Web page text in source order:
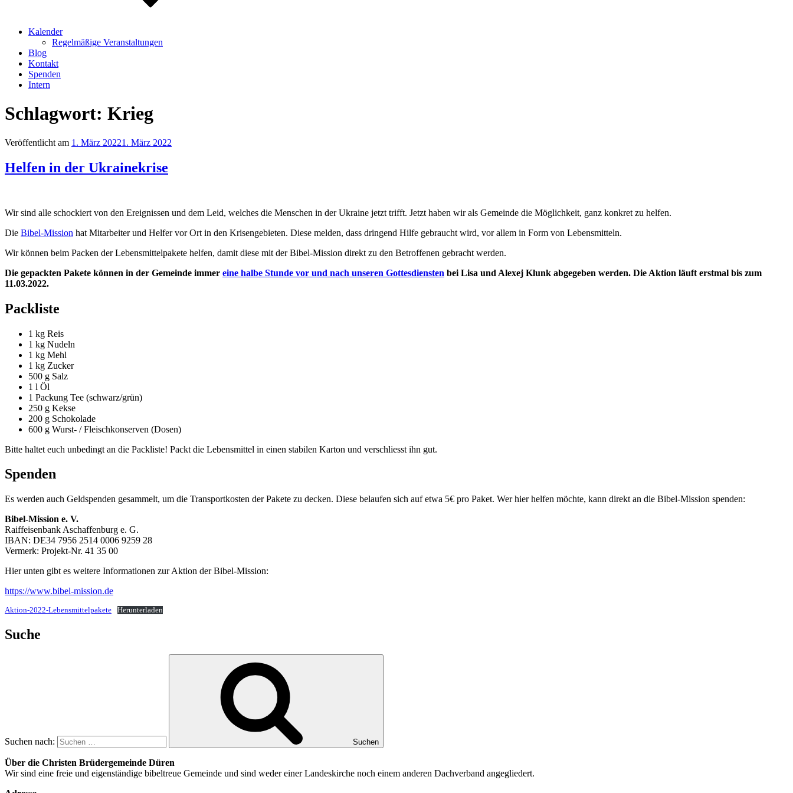
Kalender
Regelmäßige Veranstaltungen
Blog
Kontakt
Spenden
Intern
Schlagwort: Krieg
Veröffentlicht am 1. März 20221. März 2022
Helfen in der Ukrainekrise
Wir sind alle schockiert von den Ereignissen und dem Leid, welches die Menschen in der Ukraine jetzt trifft. Jetzt haben wir als Gemeinde die Möglichkeit, ganz konkret zu helfen.
Die Bibel-Mission hat Mitarbeiter und Helfer vor Ort in den Krisengebieten. Diese melden, dass dringend Hilfe gebraucht wird, vor allem in Form von Lebensmitteln.
Wir können beim Packen der Lebensmittelpakete helfen, damit diese mit der Bibel-Mission direkt zu den Betroffenen gebracht werden.
Die gepackten Pakete können in der Gemeinde immer eine halbe Stunde vor und nach unseren Gottesdiensten bei Lisa und Alexej Klunk abgegeben werden. Die Aktion läuft erstmal bis zum
11.03.2022.
Packliste
1 kg Reis
1 kg Nudeln
1 kg Mehl
1 kg Zucker
500 g Salz
1 l Öl
1 Packung Tee (schwarz/grün)
250 g Kekse
200 g Schokolade
600 g Wurst- / Fleischkonserven (Dosen)
Bitte haltet euch unbedingt an die Packliste! Packt die Lebensmittel in einen stabilen Karton und verschliesst ihn gut.
Spenden
Es werden auch Geldspenden gesammelt, um die Transportkosten der Pakete zu decken. Diese belaufen sich auf etwa 5€ pro Paket. Wer hier helfen möchte, kann direkt an die Bibel-Mission spenden:
Bibel-Mission e. V.
Raiffeisenbank Aschaffenburg e. G.
IBAN: DE34 7956 2514 0006 9259 28
Vermerk: Projekt-Nr. 41 35 00
Hier unten gibt es weitere Informationen zur Aktion der Bibel-Mission:
https://www.bibel-mission.de
Aktion-2022-Lebensmittelpakete Herunterladen
Suche
Suchen nach: Suchen
Über die Christen Brüdergemeinde Düren
Wir sind eine freie und eigenständige bibeltreue Gemeinde und sind weder einer Landeskirche noch einem anderen Dachverband angegliedert.